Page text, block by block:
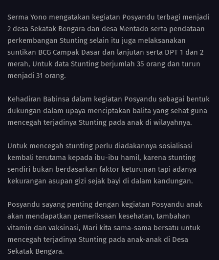
Serma Yono mengatakan kegiatan Posyandu terbagi menjadi
2 desa Sekatak Bengara dan desa Mentado serta pendataan
perkembangan Stunting selain itu juga melaksanakan
suntikan BCG Campak Dasar dan lanjutan serta DPT 1 dan 2
merah, Untuk data Stunting berjumlah 35 orang dan turun
menjadi 31 orang.
Kehadiran Babinsa dalam kegiatan Posyandu sebagai bentuk
dukungan dalam upaya menciptakan balita yang sehat guna
mencegah terjadinya Stunting pada anak di wilayahnya.
Untuk mencegah stunting perlu diadakannya sosialisasi
kembali terutama kepada ibu-ibu hamil, karena stunting
sendiri bukan berdasarkan faktor keturunan tapi adanya
kekurangan asupan gizi sejak bayi di dalam kandungan.
Posyandu sayang penting dengan kegiatan Posyandu anak
akan mendapatkan pemeriksaan kesehatan, tambahan
vitamin dan vaksinasi, Mari kita sama-sama bersatu untuk
mencegah terjadinya Stunting pada anak-anak di Desa
Sekatak Bengara.